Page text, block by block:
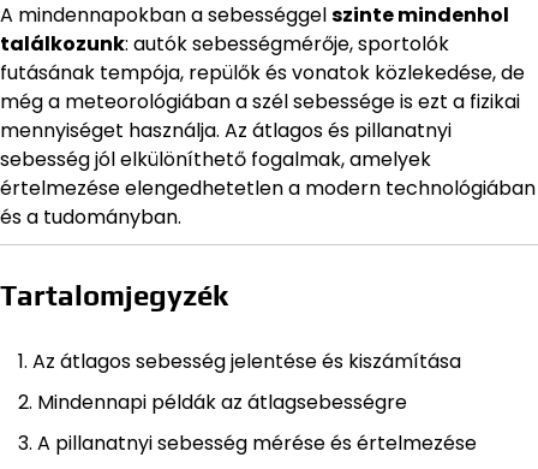
A mindennapokban a sebességgelszinte mindenhol
találkozunk: autók sebességmérője, sportolók
futásának tempója, repülők és vonatok közlekedése, de
még a meteorológiában a szél sebessége is ezt a fizikai
mennyiséget használja. Az átlagos és pillanatnyi
sebesség jól elkülöníthető fogalmak, amelyek
értelmezése elengedhetetlen a modern technológiában
és a tudományban.
Tartalomjegyzék
Az átlagos sebesség jelentése és kiszámítása
Mindennapi példák az átlagsebességre
A pillanatnyi sebesség mérése és értelmezése